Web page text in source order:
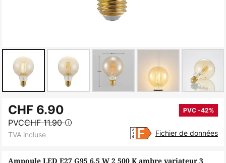
to
the
beginning
Ampoule LED E27 G95 6,5 W 2 500 K ambre variateur 3
CHF 6.90 PVC -42%
PVCCHF 11.90
TVA incluse Fichier de données